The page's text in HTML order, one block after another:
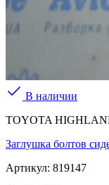
В наличии
TOYOTA
Заглушка болтов
Артикул: 819147